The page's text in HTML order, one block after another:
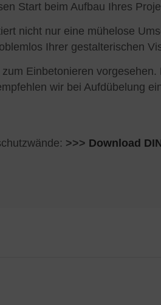
Start beim Aufbau Ihres
nicht nur eine mühelose
Ihrer gestalterischen
Einbetonieren
wir bei Aufdübelung
>>> Download